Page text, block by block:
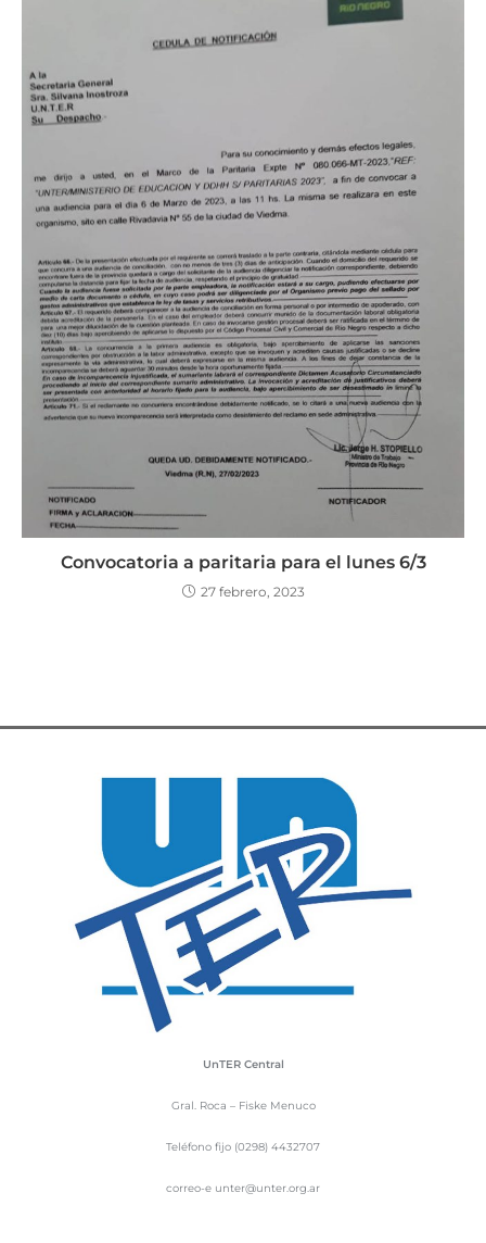
Convocatoria a paritaria para el lunes 6/3
27 febrero, 2023
UnTER Central
Gral. Roca – Fiske Menuco
Teléfono fijo (0298) 4432707
correo-e unter@unter.org.ar